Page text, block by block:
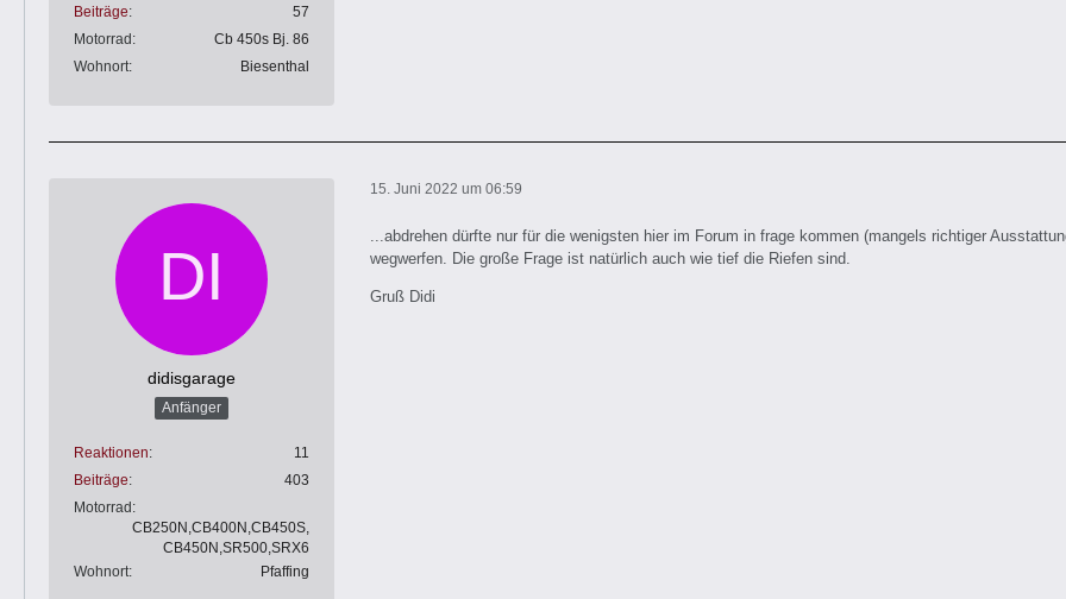
Beiträge
57
Motorrad
Cb 450s Bj. 86
Wohnort
Biesenthal
didisgarage
Anfänger
Reaktionen
11
Beiträge
403
Motorrad
CB250N,CB400N,CB450S,
CB450N,SR500,SRX6
Wohnort
Pfaffing
15. Juni 2022 um 06:59
...abdrehen dürfte nur für die wenigsten hier im Forum in frage kommen (mangels richtiger
wegwerfen. Die große Frage ist natürlich auch wie tief die Riefen sind.
Gruß Didi